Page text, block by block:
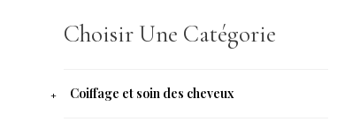
Choisir Une Catégorie
Coiffage et soin des cheveux